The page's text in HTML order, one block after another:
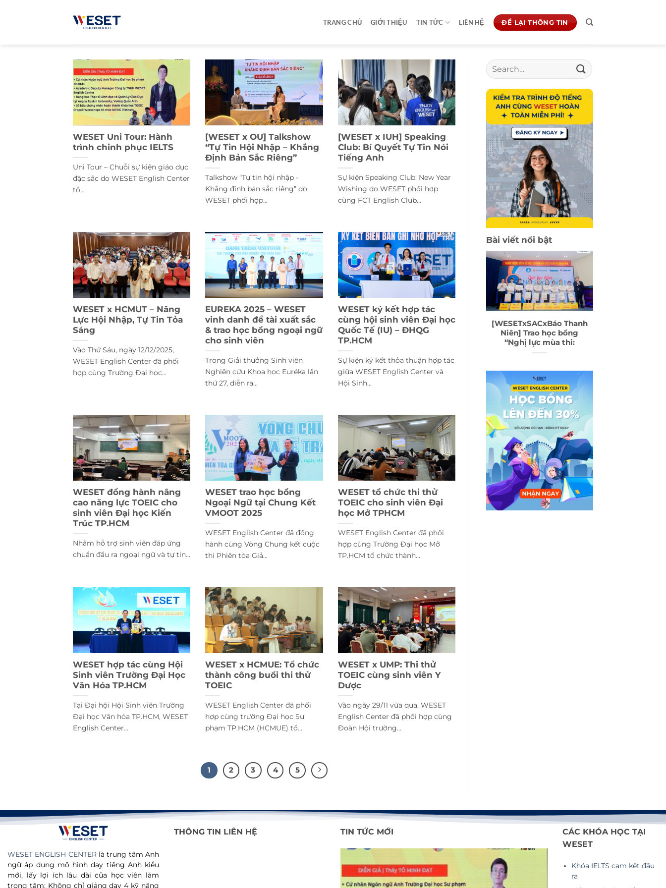
TRANG CHỦ GIỚI THIỆU TIN TỨC LIÊN HỆ ĐỂ LẠI THÔNG TIN
WESET Uni Tour: Hành
trình chinh phục IELTS
Uni Tour – Chuỗi sự kiện giáo dục
đặc sắc do WESET English Center
tổ...
[WESET x OU] Talkshow
“Tự Tin Hội Nhập – Khẳng
Định Bản Sắc Riêng”
Talkshow “Tự tin hội nhập -
Khẳng định bản sắc riêng” do
WESET phối hợp...
[WESET x IUH] Speaking
Club: Bí Quyết Tự Tin Nói
Tiếng Anh
Sự kiện Speaking Club: New Year
Wishing do WESET phối hợp
cùng FCT English Club...
WESET x HCMUT – Nâng
Lực Hội Nhập, Tự Tin Tỏa
Sáng
Vào Thứ Sáu, ngày 12/12/2025,
WESET English Center đã phối
hợp cùng Trường Đại học...
EUREKA 2025 – WESET
vinh danh đề tài xuất sắc
& trao học bổng ngoại ngữ
cho sinh viên
Trong Giải thưởng Sinh viên
Nghiên cứu Khoa học Euréka lần
thứ 27, diễn ra...
WESET ký kết hợp tác
cùng hội sinh viên Đại học
Quốc Tế (IU) – ĐHQG
TP.HCM
Sự kiện ký kết thỏa thuận hợp tác
giữa WESET English Center và
Hội Sinh...
WESET đồng hành nâng
cao năng lực TOEIC cho
sinh viên Đại học Kiến
Trúc TP.HCM
Nhằm hỗ trợ sinh viên đáp ứng
chuẩn đầu ra ngoại ngữ và tự tin...
WESET trao học bổng
Ngoại Ngữ tại Chung Kết
VMOOT 2025
WESET English Center đã đồng
hành cùng Vòng Chung kết cuộc
thi Phiên tòa Giả...
WESET tổ chức thi thử
TOEIC cho sinh viên Đại
học Mở TPHCM
WESET English Center đã phối
hợp cùng Trường Đại học Mở
TP.HCM tổ chức thành...
WESET hợp tác cùng Hội
Sinh viên Trường Đại Học
Văn Hóa TP.HCM
Tại Đại hội Hội Sinh viên Trường
Đại học Văn hóa TP.HCM, WESET
English Center...
WESET x HCMUE: Tổ chức
thành công buổi thi thử
TOEIC
WESET English Center đã phối
hợp cùng trường Đại học Sư
phạm TP.HCM (HCMUE) tổ...
WESET x UMP: Thi thử
TOEIC cùng sinh viên Y
Dược
Vào ngày 29/11 vừa qua, WESET
English Center đã phối hợp cùng
Đoàn Hội trường...
1 2 3 4 5
Bài viết nổi bật
[WESETxSACxBáo Thanh
Niên] Trao học bổng
“Nghị lực mùa thi:
WESET Uni Tour: Hành
trình chinh phục IELTS
WESET góp mặt tại sự
kiện IELTS Partner
Gathering 2025
Chuyên đề MASTER
ENGLISH WITH AI cùng
WESET đồng hành Đại
Học Quốc Gia TPHCM
WESET ENGLISH CENTERlà trung tâm Anh
ngữ áp dụng mô hình dạy tiếng Anh kiểu
mới, lấy lợi ích lâu dài của học viên làm
trọng tâm: Không chỉ giảng dạy 4 kỹ năng
THÔNG TIN LIÊN HỆ TIN TỨC MỚI
CÁC KHÓA HỌC TẠI
WESET
Khóa IELTS cam kết đầu
ra